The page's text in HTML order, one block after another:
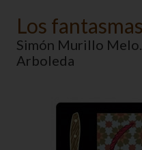
Los
Simón Murillo
Arboleda